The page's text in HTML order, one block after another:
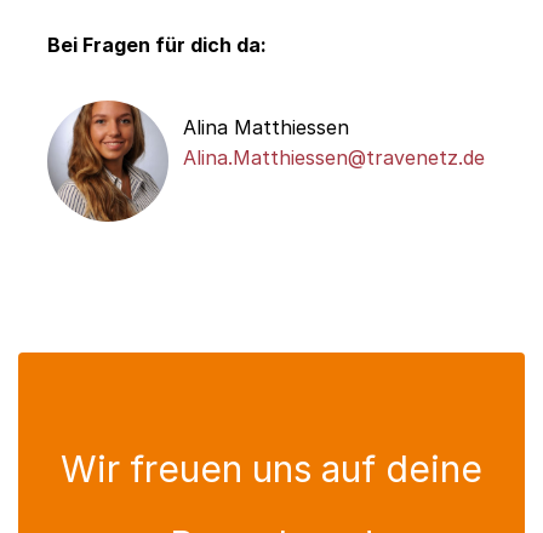
Bei Fragen für dich da:
Alina Matthiessen
Alina.Matthiessen@travenetz.de
Wir freuen uns auf deine